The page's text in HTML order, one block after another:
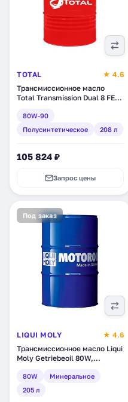
TOTAL
★ 4.6
Трансмиссионное масло
Total Transmission Dual 8 FE
208 л (201875)
80W-90
Полусинтетическое
208 л
105 824 ₽
Запрос цены
Под заказ
LIQUI MOLY
★ 4.6
Трансмиссионное масло Liqui
Moly Getriebeoil 80W,
80W
Минеральное
205 л